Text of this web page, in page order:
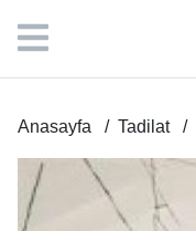
Anasayfa Tadilat